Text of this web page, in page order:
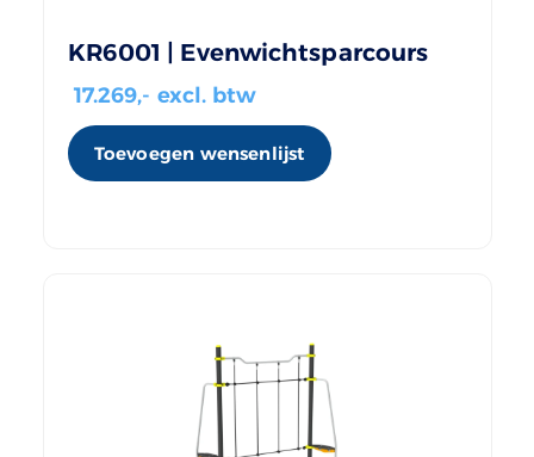
KR6001 | Evenwichtsparcours
17.269,- excl. btw
Toevoegen wensenlijst